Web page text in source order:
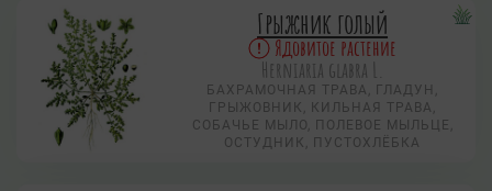
Грыжник голый
Ядовитое растение
Herniaria glabra L.
БАХРАМОЧНАЯ ТРАВА, ГЛАДУН,
ГРЫЖОВНИК, КИЛЬНАЯ ТРАВА,
СОБАЧЬЕ МЫЛО, ПОЛЕВОЕ МЫЛЬЦЕ,
ОСТУДНИК, ПУСТОХЛЁБКА